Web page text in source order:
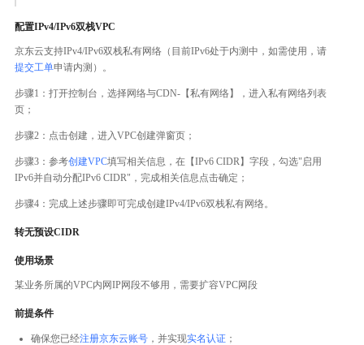
配置IPv4/IPv6双栈VPC
京东云支持IPv4/IPv6双栈私有网络（目前IPv6处于内测中，如需使用，请
提交工单申请内测）。
步骤1：打开控制台，选择网络与CDN-【私有网络】，进入私有网络列表
页；
步骤2：点击创建，进入VPC创建弹窗页；
步骤3：参考创建VPC填写相关信息，在【IPv6 CIDR】字段，勾选"启用
IPv6并自动分配IPv6 CIDR"，完成相关信息点击确定；
步骤4：完成上述步骤即可完成创建IPv4/IPv6双栈私有网络。
转无预设CIDR
使用场景
某业务所属的VPC内网IP网段不够用，需要扩容VPC网段
前提条件
确保您已经注册京东云账号 ，并实现实名认证 ；